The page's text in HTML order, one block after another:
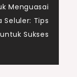
Menguasai
Seluler: Tips
Sukses